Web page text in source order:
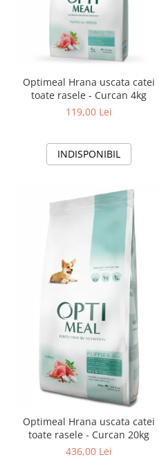
Optimeal Hrana uscata catei
toate rasele - Curcan 4kg
119,00 Lei
INDISPONIBIL
Optimeal Hrana uscata catei
toate rasele - Curcan 20kg
436,00 Lei